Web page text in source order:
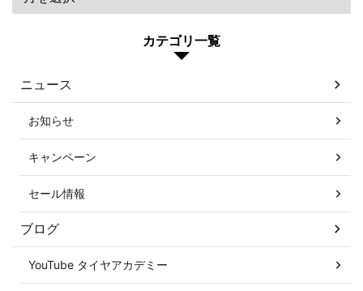
カテゴリ一覧
ニュース
お知らせ
キャンペーン
セール情報
ブログ
YouTube タイヤアカデミー